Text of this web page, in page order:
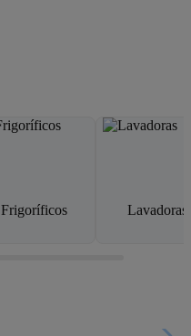
Frigoríficos Lavadoras